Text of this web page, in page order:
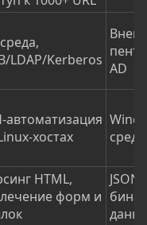
LDAP/Kerberos AD
автоматизация
хостах
HTML,
форм и
JSON